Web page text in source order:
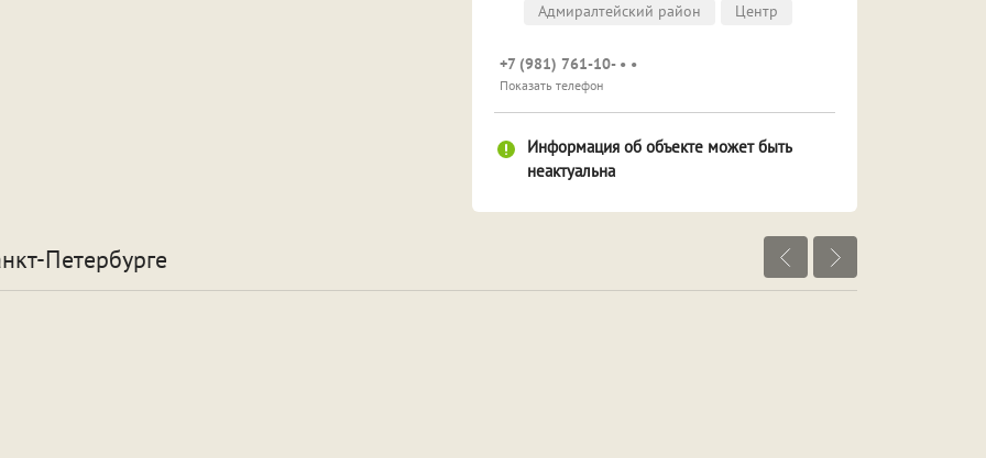
Адмиралтейский район Центр
+7 (981) 761-10- • •
Показать телефон
Информация об объекте может быть
неактуальна
Посмотреть объекты рядом
Петербурге